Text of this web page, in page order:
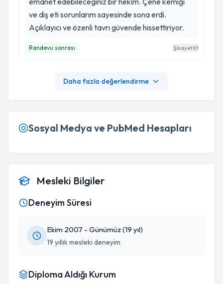
ve diş eti sorunlarım sayesinde sona erdi.
Açıklayıcı ve özenli tavrı güvende hissettiriyor.
Randevu sonrası Şikayet Et
Daha fazla değerlendirme
Sosyal Medya ve PubMed Hesapları
Mesleki Bilgiler
Deneyim Süresi
Ekim 2007 - Günümüz (19 yıl)
19 yıllık mesleki deneyim
Diploma Aldığı Kurum